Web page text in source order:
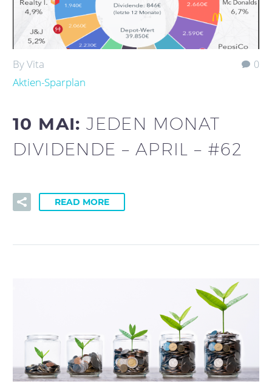
0
By Vita
Aktien-Sparplan
10 MAI:JEDEN MONAT
DIVIDENDE – APRIL – #62
READ MORE